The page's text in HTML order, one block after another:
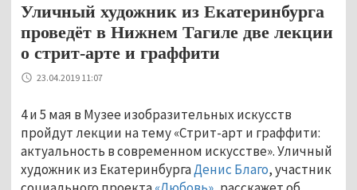
Уличный художник из Екатеринбурга
проведёт в Нижнем Тагиле две лекции
о стрит-арте и граффити
23.04.2019 11:07
4 и 5 мая в Музее изобразительных искусств
пройдут лекции на тему «Стрит-арт и граффити:
актуальность в современном искусстве». Уличный
художник из ЕкатеринбургаДенис Благо, участник